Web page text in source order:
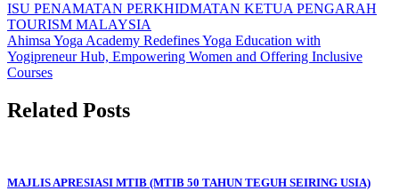
ISU PENAMATAN PERKHIDMATAN KETUA PENGARAH
TOURISM MALAYSIA
Ahimsa Yoga Academy Redefines Yoga Education with
Yogipreneur Hub, Empowering Women and Offering Inclusive
Courses
Related Posts
MAJLIS APRESIASI MTIB (MTIB 50 TAHUN TEGUH SEIRING USIA)